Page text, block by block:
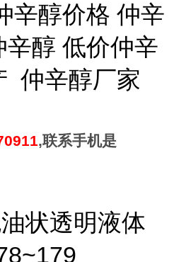
辛醇价格 仲辛
醇 低价仲辛
仲辛醇厂家
,联系手机是
状透明液体